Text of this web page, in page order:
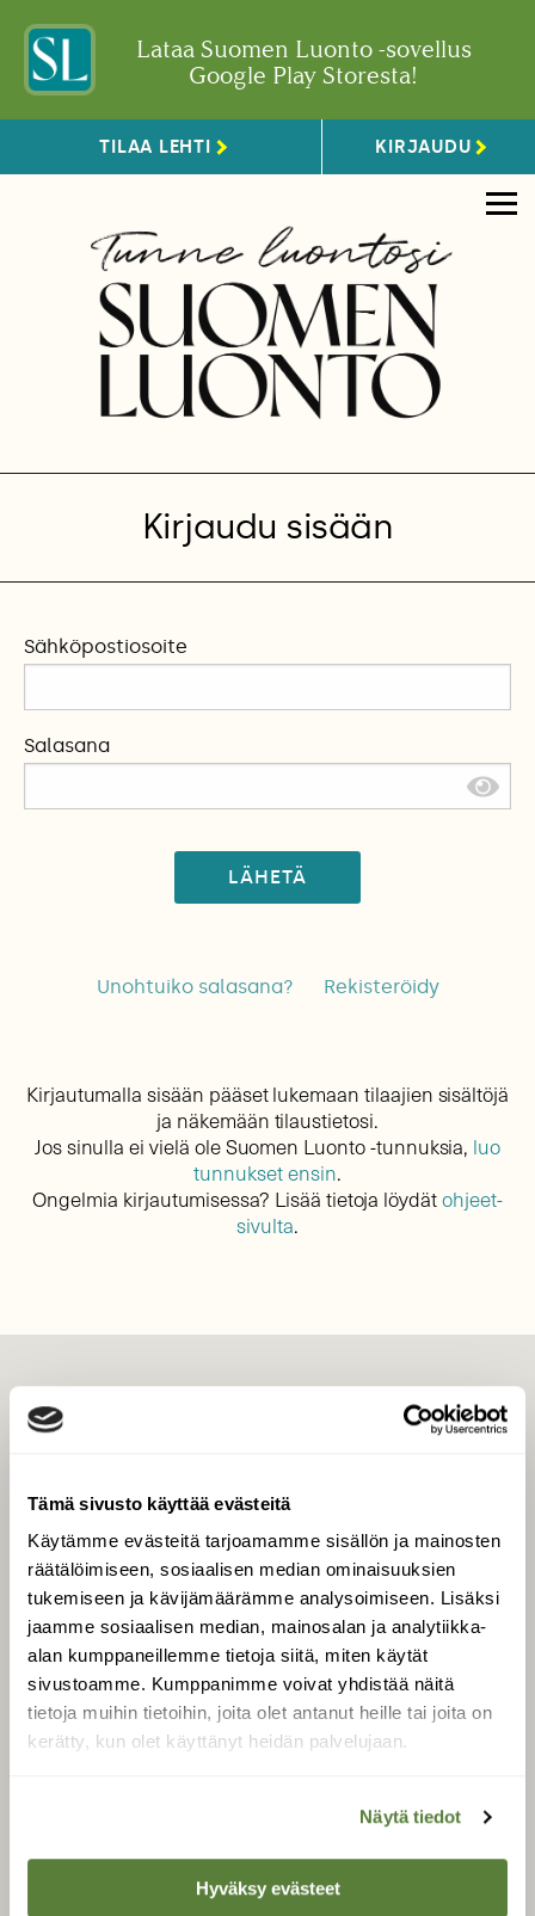
Tämä sivusto käyttää evästeitä
Käytämme evästeitä tarjoamamme sisällön ja mainosten
räätälöimiseen, sosiaalisen median ominaisuuksien
tukemiseen ja kävijämäärämme analysoimiseen. Lisäksi
jaamme sosiaalisen median, mainosalan ja analytiikka-
alan kumppaneillemme tietoja siitä, miten käytät
sivustoamme. Kumppanimme voivat yhdistää näitä
tietoja muihin tietoihin, joita olet antanut heille tai joita on
kerätty, kun olet käyttänyt heidän palvelujaan.
Näytä tiedot
Hyväksy evästeet
Lataa Suomen Luonto -sovellus
Google Play Storesta!
TILAA LEHTI KIRJAUDU
Kirjaudu sisään
Sähköpostiosoite
Salasana
LÄHETÄ
Unohtuiko salasana? Rekisteröidy
Kirjautumalla sisään pääset lukemaan tilaajien sisältöjä
ja näkemään tilaustietosi.
Jos sinulla ei vielä ole Suomen Luonto -tunnuksia, luo
tunnukset ensin.
Ongelmia kirjautumisessa? Lisää tietoja löydätohjeet-
sivulta.
Tilaa digilukuoikeus
Äänestä parasta juttua
Tilaa uutiskirje
SUOMEN LUONNON­
SUOJELU­LIITTO
Suomen Luonto -lehden
luonnonsuojelu­liitto.